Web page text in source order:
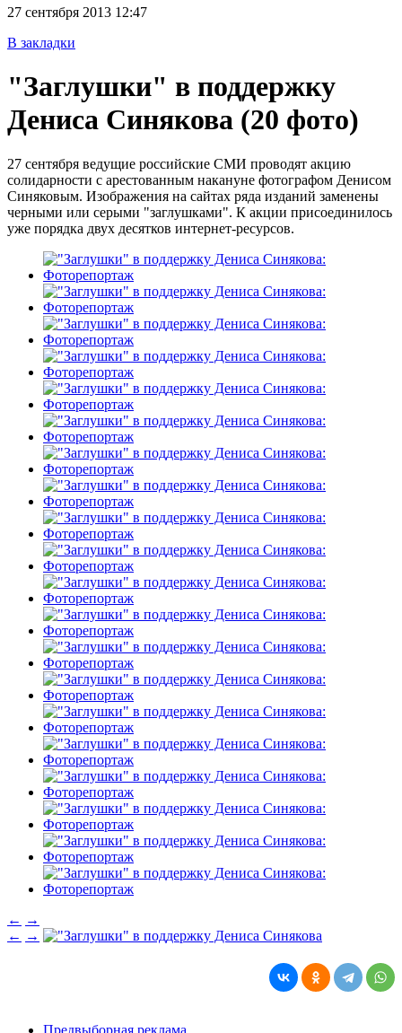
27 сентября 2013 12:47
В закладки
"Заглушки" в поддержку
Дениса Синякова (20 фото)
27 сентября ведущие российские СМИ проводят акцию
солидарности с арестованным накануне фотографом Денисом
Синяковым. Изображения на сайтах ряда изданий заменены
черными или серыми "заглушками". К акции присоединилось
уже порядка двух десятков интернет-ресурсов.
← →
← →